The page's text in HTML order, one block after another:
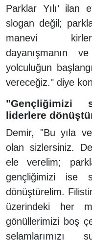
Parklar Yılı’ ilan
slogan değil;
manevi
dayanışmanın
yolculuğun
vereceğiz." diye
"Gençliğimizi
liderlere
Demir, "Bu yıla
olan sizlersiniz.
ele verelim;
gençliğimizi ise
dönüştürelim.
üzerindeki her
gönüllerimizi boş
selamlarımızı